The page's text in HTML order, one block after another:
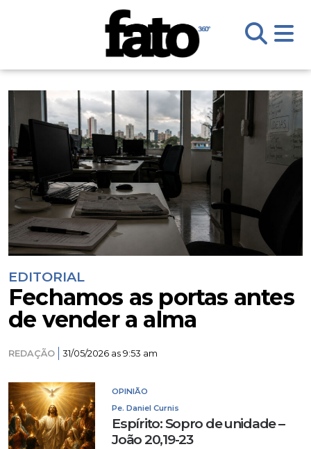
EDITORIAL
Fechamos as portas antes
de vender a alma
REDAÇÃO 31/05/2026 as 9:53 am
OPINIÃO
Pe. Daniel Curnis
Espírito: Sopro de unidade –
João 20,19-23